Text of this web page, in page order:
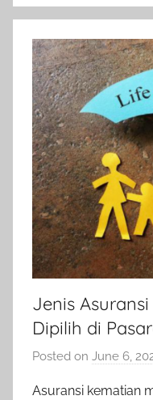
Jenis
Dipilih di
Posted on June 6,
Asuransi kematian